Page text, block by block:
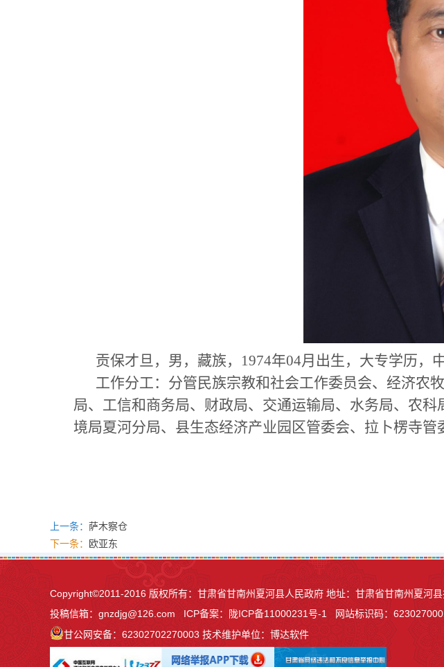
贡保才旦，男，藏族，1974年04月出生，大专学历，
工作分工： 分管民族宗教和社会工作委员会、经济农
局、工信和商务局、财政局、交通运输局、水务局、农
境局夏河分局、县生态经济产业园区管委会、拉卜楞寺管
上一条： 萨木察仓
下一条：
欧亚东
Copyright©2011-2016 版权所有：甘肃省甘南州夏河县人民政府 地址：甘肃省甘南州夏河县
投稿信箱： gnzdjg@126.com ICP备案： 陇ICP备11000231号-1
网站标识码：
甘公网安备：62302702270003 技术维护单位：博达软件